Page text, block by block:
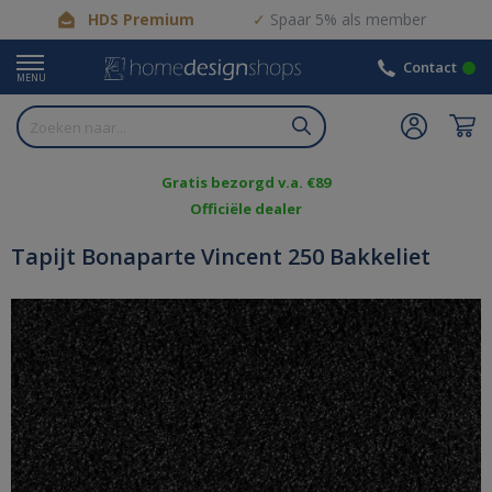
HDS Premium Spaar 5% als member
MENU
Contact
Gratis bezorgd v.a. €89
Officiële dealer
Tapijt Bonaparte Vincent 250 Bakkeliet